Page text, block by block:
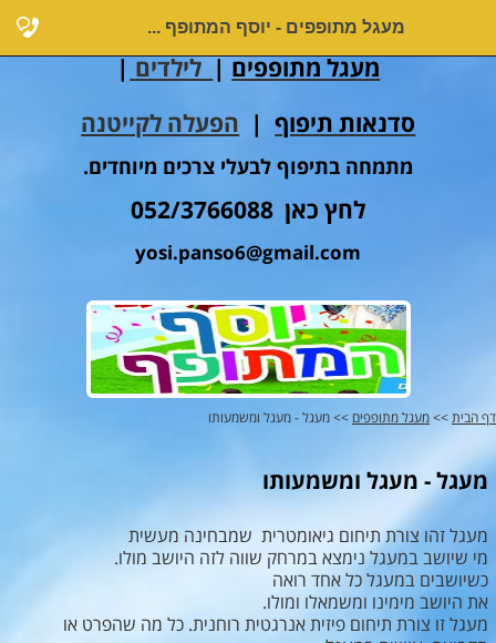
מעגל מתופפים - יוסף המתופף ...
מעגל מתופפים | לילדים |
סדנאות תיפוף| הפעלה לקייטנה
מתמחה בתיפוף לבעלי צרכים מיוחדים.
לחץ כאן 052/3766088
yosi.panso6@gmail.com
דף הבית >> מעגל מתופפים >> מעגל - מעגל ומשמעותו
מעגל - מעגל ומשמעותו
מעגל זהו צורת תיחום גיאומטרית שמבחינה מעשית
מי שיושב במעגל נימצא במרחק שווה לזה היושב מולו.
כשיושבים במעגל כל אחד רואה
את היושב מימינו ומשמאלו ומולו.
מעגל זו צורת תיחום פיזית אנרגטית רוחנית. כל מה שהפרט או